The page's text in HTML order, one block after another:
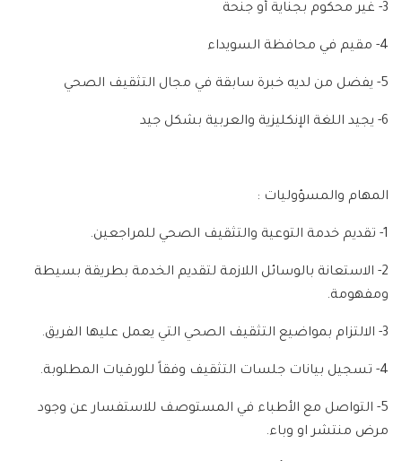
3- غير محكوم بجناية أو جنحة
4- مقيم في محافظة السويداء
5- يفضل من لديه خبرة سابقة في مجال التثقيف الصحي
6- يجيد اللغة الإنكليزية والعربية بشكل جيد
المهام والمسؤوليات :
1- تقديم خدمة التوعية والتثقيف الصحي للمراجعين.
2- الاستعانة بالوسائل اللازمة لتقديم الخدمة بطريقة بسيطة
ومفهومة.
3- الالتزام بمواضيع التثقيف الصحي التي يعمل عليها الفريق.
4- تسجيل بيانات جلسات التثقيف وفقاً للورقيات المطلوبة.
5- التواصل مع الأطباء في المستوصف للاستفسار عن وجود
مرض منتشر او وباء.